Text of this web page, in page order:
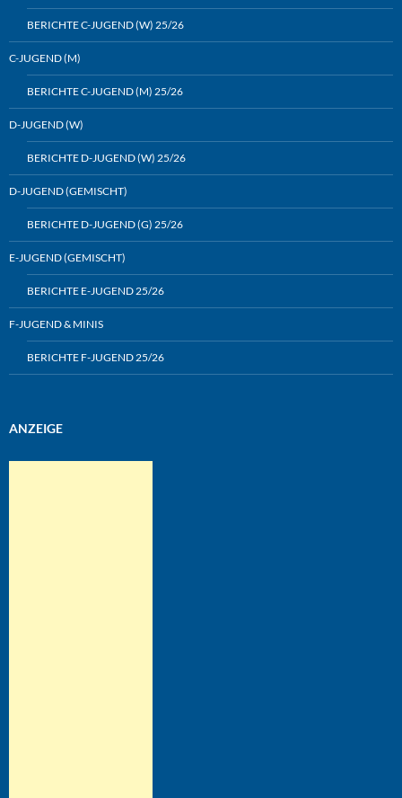
BERICHTE C-JUGEND (W) 25/26
C-JUGEND (M)
BERICHTE C-JUGEND (M) 25/26
D-JUGEND (W)
BERICHTE D-JUGEND (W) 25/26
D-JUGEND (GEMISCHT)
BERICHTE D-JUGEND (G) 25/26
E-JUGEND (GEMISCHT)
BERICHTE E-JUGEND 25/26
F-JUGEND & MINIS
BERICHTE F-JUGEND 25/26
ANZEIGE